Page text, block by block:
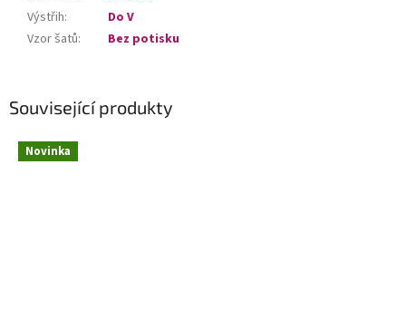
Související produkty
Novinka
Výstřih:
Do V
Vzor šatů: Bez potisku